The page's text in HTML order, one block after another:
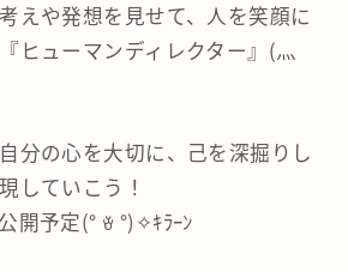
えや発想を見せて、人を笑顔に
ヒューマンディレクター』(灬
分の心を大切に、己を深掘りし
していこう！
開予定(° ꈊ °)✧ｷﾗｰﾝ